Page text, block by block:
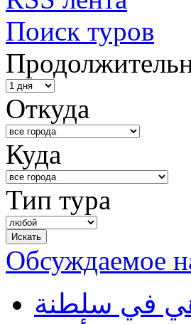
Поиск туров
Откуда
Куда
Тип тура
Обсуждаемое
في سلطنة